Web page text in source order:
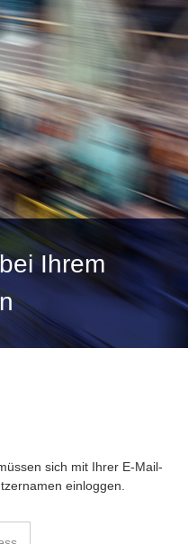
Ihrem
sich mit Ihrer E-Mail-
einloggen.